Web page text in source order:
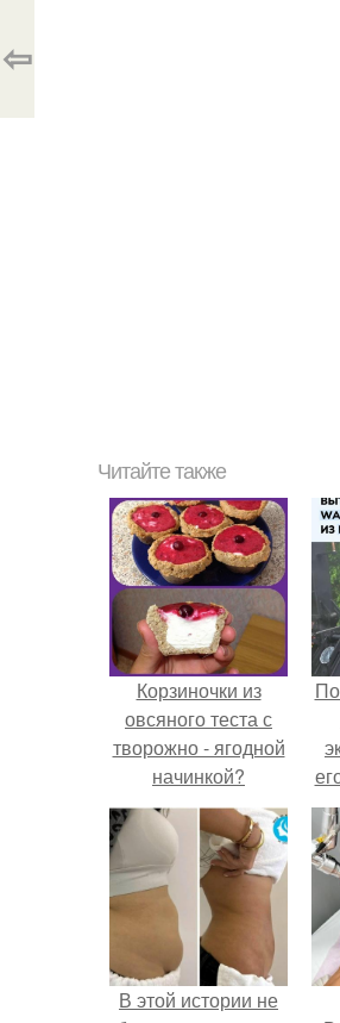
⇦
Читайте также
Корзиночки из
овсяного теста с
творожно - ягодной
начинкой?
В этой истории не